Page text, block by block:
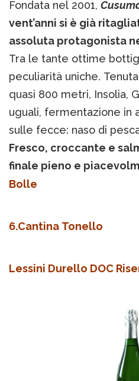
Fondata nel 2001,
vent’anni si è già
assoluta protagonista
Tra le tante ottime
peculiarità uniche.
quasi 800 metri, Insolia,
uguali, fermentazione in
sulle fecce: naso di
Fresco, croccante e
finale pieno e
Bolle
6.Cantina Tonello
Lessini Durello DOC